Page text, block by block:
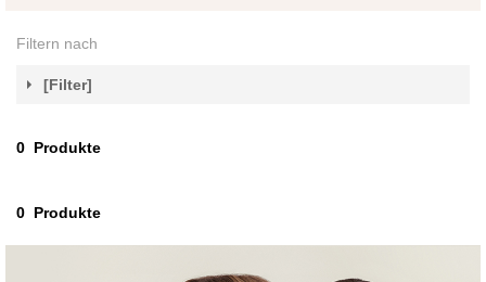
Filtern nach
[Filter]
0 Produkte
0 Produkte